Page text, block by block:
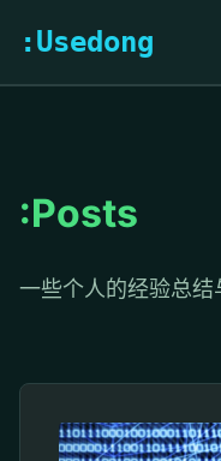
:Usedong
:Posts
一些个人的经验总结